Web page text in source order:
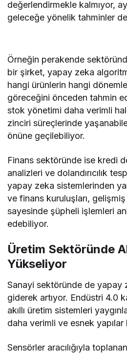
değerlendirmekle kalmıyor,
geleceğe yönelik tahminler
Örneğin perakende
bir şirket, yapay zeka
hangi ürünlerin hangi
göreceğini önceden tahmin
stok yönetimi daha verimli
zinciri süreçlerinde
önüne geçilebiliyor.
Finans sektöründe ise kredi
analizleri ve dolandırıcılık
yapay zeka sistemlerinden
ve finans kuruluşları,
sayesinde şüpheli işlemleri
edebiliyor.
Üretim Sektöründe
Yükseliyor
Sanayi sektöründe de yapay
giderek artıyor. Endüstri 4.0
akıllı üretim sistemleri
daha verimli ve esnek yapılar
Sensörler aracılığıyla